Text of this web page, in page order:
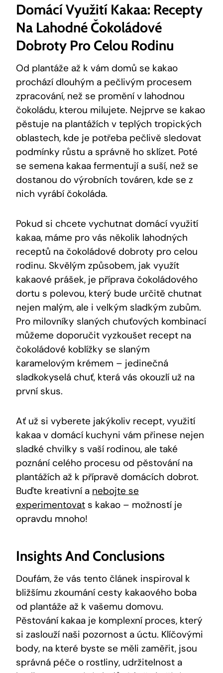
Domácí Využití Kakaa: Recepty
Na Lahodné Čokoládové
Dobroty Pro Celou Rodinu
Od plantáže až k vám domů se kakao
prochází dlouhým a pečlivým procesem
zpracování, než se promění v lahodnou
čokoládu, kterou milujete. Nejprve se kakao
pěstuje na plantážích v teplých tropických
oblastech, kde je potřeba pečlivě sledovat
podmínky růstu a správně ho sklízet. Poté
se semena kakaa fermentují a suší, než se
dostanou do výrobních továren, kde se z
nich vyrábí čokoláda.
Pokud si chcete vychutnat domácí využití
kakaa, máme pro vás několik lahodných
receptů na čokoládové dobroty pro celou
rodinu. Skvělým způsobem, jak využít
kakaové prášek, je příprava čokoládového
dortu s polevou, který bude určitě chutnat
nejen malým, ale i velkým sladkým zubům.
Pro milovníky slaných chuťových kombinací
můžeme doporučit vyzkoušet recept na
čokoládové koblížky se slaným
karamelovým krémem – jedinečná
sladkokyselá chuť, která vás okouzlí už na
první skus.
Ať už si vyberete jakýkoliv recept, využití
kakaa v domácí kuchyni vám přinese nejen
sladké chvilky s vaší rodinou, ale také
poznání celého procesu od pěstování na
plantážích až k přípravě domácích dobrot.
Buďte kreativní a nebojte se
experimentovat s kakao – možností je
opravdu mnoho!
Insights And Conclusions
Doufám, že vás tento článek inspiroval k
bližšímu zkoumání cesty kakaového boba
od plantáže až k vašemu domovu.
Pěstování kakaa je komplexní proces, který
si zaslouží naši pozornost a úctu. Klíčovými
body, na které byste se měli zaměřit, jsou
správná péče o rostliny, udržitelnost a